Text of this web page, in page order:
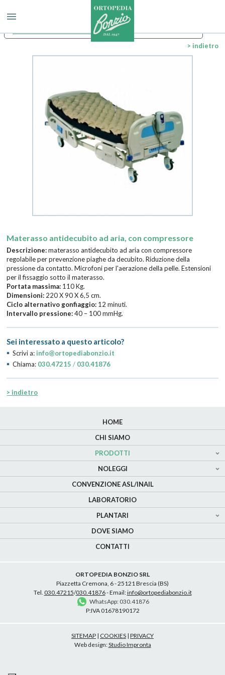
> indietro
Materasso antidecubito ad aria, con compressore
Descrizione:materasso antidecubito ad aria con compressore
regolabile per prevenzione piaghe da decubito. Riduzione della
pressione da contatto. Microfoni per l'aerazione della pelle. Estensioni
per il fissaggio sotto il materasso.
Portata massima: 110 Kg.
Dimensioni: 220 X 90 X 6,5 cm.
Ciclo alternativo gonfiaggio: 12 minuti.
Intervallo pressione:40 – 100 mmHg.
Sei interessato a questo articolo?
Scrivi a: info@ortopediabonzio.it
Chiama: 030.47215 / 030.41876
> indietro
HOME
CHI SIAMO
PRODOTTI
NOLEGGI
CONVENZIONE ASL/INAIL
LABORATORIO
PLANTARI
DOVE SIAMO
CONTATTI
ORTOPEDIA BONZIO SRL
Piazzetta Cremona, 6 - 25121 Brescia (BS)
Tel. 030.47215/030.41876- Email:info@ortopediabonzio.it
WhatsApp: 030.41876
P:IVA 01678190172
SITEMAP | COOKIES | PRIVACY
Web design:Studio Impronta
Informativa sulla raccolta
Le tue preferenze relative alla privacy